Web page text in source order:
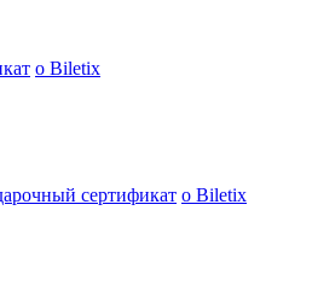
о Biletix
сертификат о Biletix